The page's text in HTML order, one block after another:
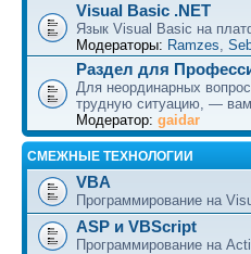
Visual Basic .NET
Язык Visual Basic на
Модераторы: Ramzes,
Раздел для
Для неординарных
трудную ситуацию, —
Модератор: gaidar
СМЕЖНЫЕ ТЕХНОЛОГИИ
VBA
Программирование на
ASP и VBScript
Программирование на